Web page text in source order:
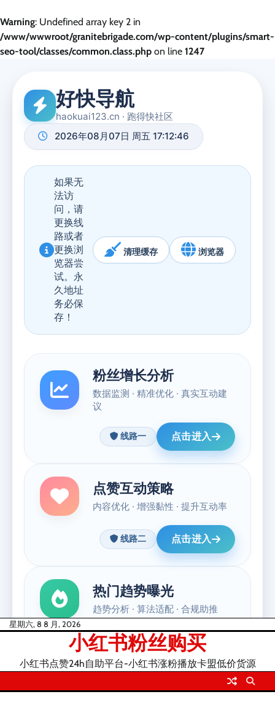
Warning: Undefined array key 2 in
/www/wwwroot/granitebrigade.com/wp-content/plugins/smart-
seo-tool/classes/common.class.php on line 1247
Skip星期六, 8 8 月, 2026
小红书粉丝购买
小红书点赞24h自助平台-小红书涨粉播放卡盟低价货源